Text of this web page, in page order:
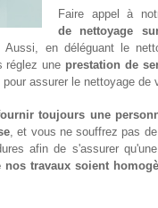
Faire appel à
de nettoyage
Aussi, en déléguant le
réglez une prestation de
assurer le nettoyage de
toujours une
, et vous ne souffrez pas
afin de s'assurer
nos travaux soient